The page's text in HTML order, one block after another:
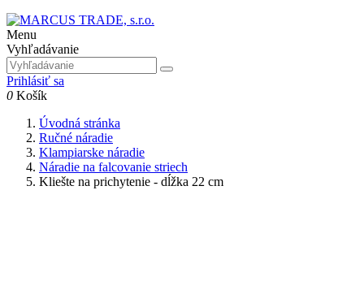
Menu
Vyhľadávanie
Prihlásiť sa
0 Košík
Úvodná stránka
Ručné náradie
Klampiarske náradie
Náradie na falcovanie striech
Kliešte na prichytenie - dĺžka 22 cm